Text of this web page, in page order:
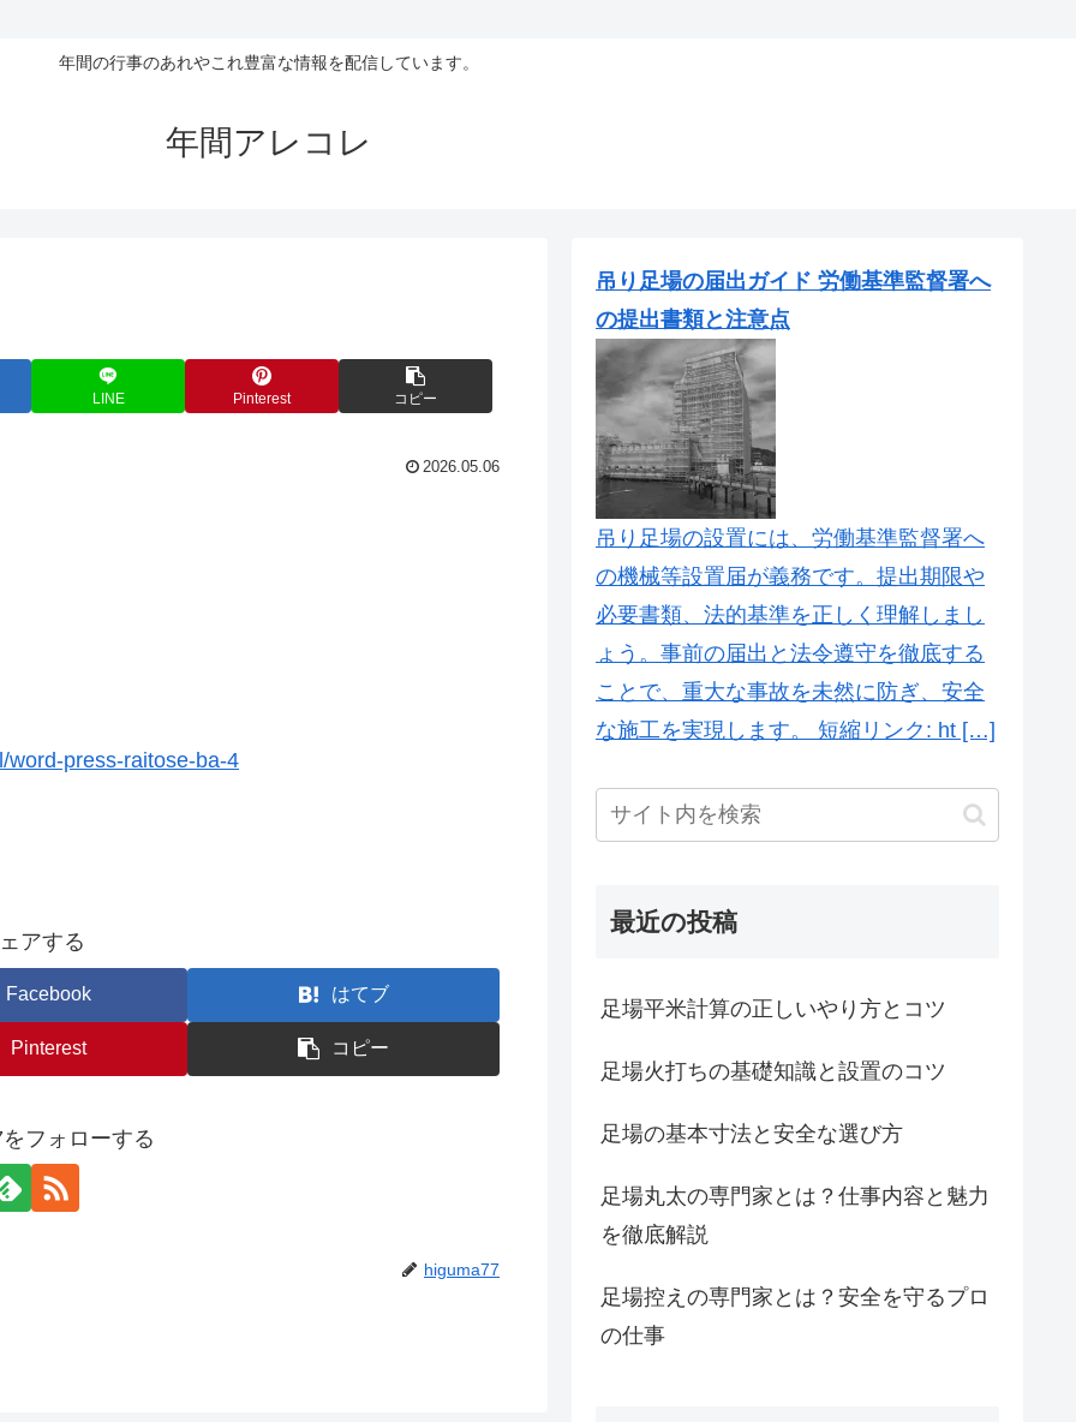
年間の行事のあれやこれ豊富な情報を配信しています。
年間アレコレ
LINE Pinterest コピー
2026.05.06
word-press-raitose-ba-4
アする
Facebook はてブ
Pinterest コピー
フォローする
higuma77
吊り足場の届出ガイド 労働基準監督署へ
の提出書類と注意点
吊り足場の設置には、労働基準監督署へ
の機械等設置届が義務です。提出期限や
必要書類、法的基準を正しく理解しまし
ょう。事前の届出と法令遵守を徹底する
ことで、重大な事故を未然に防ぎ、安全
な施工を実現します。 短縮リンク: ht […]
最近の投稿
足場平米計算の正しいやり方とコツ
足場火打ちの基礎知識と設置のコツ
足場の基本寸法と安全な選び方
足場丸太の専門家とは？仕事内容と魅力
を徹底解説
足場控えの専門家とは？安全を守るプロ
の仕事